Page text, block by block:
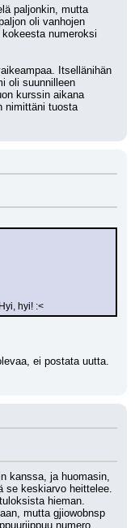
paljonkin, mutta
oli vanhojen
numeroksi
Itsellänihän
oli suunnilleen
kurssin aikana
nimittäni tuosta
hyi! :<
ei postata uutta.
kanssa, ja huomasin,
se keskiarvo heittelee.
hieman.
mutta gjiowobnsp
numero